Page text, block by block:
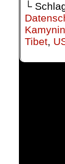
└
Kamynin
Tibet,